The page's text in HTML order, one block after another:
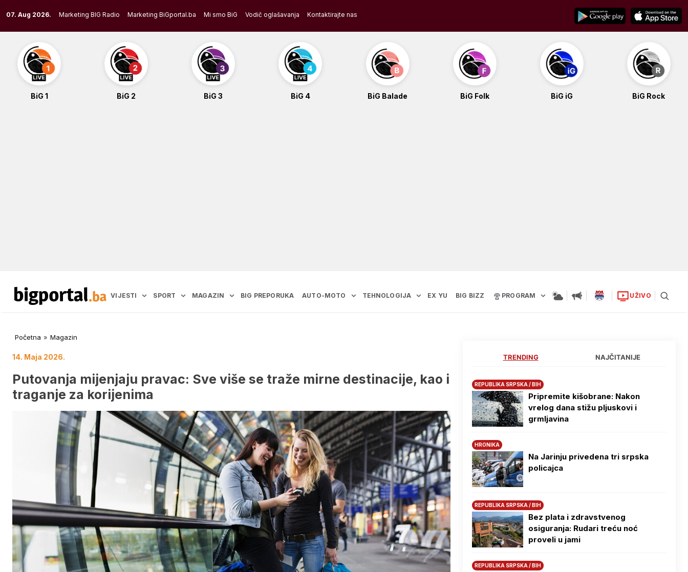
to
content
07. Aug 2026. Marketing BIG Radio Marketing BiGportal.ba Mi smo BiG Vodič oglašavanja Kontaktirajte nas
BiG 1 BiG 2 BiG 3 BiG 4 BiG Balade BiG Folk BiG iG BiG Rock
VIJESTI SPORT MAGAZIN BIG PREPORUKA AUTO-MOTO TEHNOLOGIJA EX YU BIG BIZZ PROGRAM UŽIVO
Početna » Magazin
14. Maja 2026.
Putovanja mijenjaju pravac: Sve više se traže mirne destinacije, kao i
traganje za korijenima
TRENDING NAJČITANIJE
REPUBLIKA SRPSKA / BIH
Pripremite kišobrane: Nakon
vrelog dana stižu pljuskovi i
grmljavina
HRONIKA
Na Јarinju privedena tri srpska
policajca
REPUBLIKA SRPSKA / BIH
Bez plata i zdravstvenog
osiguranja: Rudari treću noć
proveli u jami
REPUBLIKA SRPSKA / BIH